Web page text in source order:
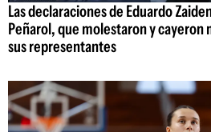
Las declaraciones de Eduardo
Peñarol, que molestaron y cayeron
sus representantes